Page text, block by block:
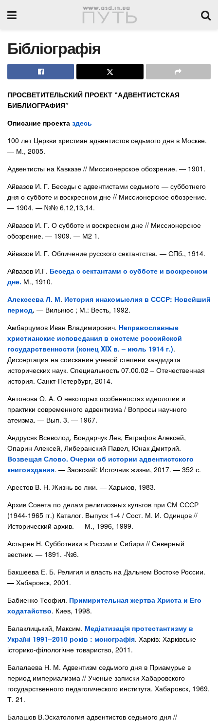
Бібліографія
ПРОСВЕТИТЕЛЬСКИЙ ПРОЕКТ “АДВЕНТИСТСКАЯ
БИБЛИОГРАФИЯ”
Описание проекта здесь
100 лет Церкви христиан адвентистов седьмого дня в Москве.
— М., 2005.
Адвентисты на Кавказе // Миссионерское обозрение. — 1901.
Айвазов И. Г. Беседы с адвентистами седьмого — субботнего
дня о субботе и воскресном дне // Миссионерское обозрение.
— 1904. — №№ 6,12,13,14.
Айвазов И. Г. О субботе и воскресном дне // Миссионерское
обозрение. — 1909. — М2 1.
Айвазов И. Г. Обличение русского сектантства. — СПб., 1914.
Айвазов И.Г. Беседа с сектантами о субботе и воскресном
дне. М., 1910.
Алексеева Л. М. История инакомыслия в СССР: Новейший
период. — Вильнюс ; М.: Весть, 1992.
Амбарцумов Иван Владимирович. Неправославные
христианские исповедания в системе российской
государственности (конец XIX в. – июль 1914 г.).
Диссертация на соискание ученой степени кандидата
исторических наук. Специальность 07.00.02 – Отечественная
история. Санкт-Петербург, 2014.
Антонова О. А. О некоторых особенностях идеологии и
практики современного адвентизма / Вопросы научного
атеизма. — Вып. 3. — 1967.
Андрусяк Всеволод, Бондарчук Лев, Евграфов Алексей,
Опарин Алексей, Либеранский Павел, Юнак Дмитрий.
Возвещая Слово. Очерки об истории адвентистского
книгоиздания. — Заокский: Источник жизни, 2017. — 352 с.
Арестов В. Н. Жизнь во лжи. — Харьков, 1983.
Архив Совета по делам религиозных культов при СМ СССР
(1944-1965 гг.) Каталог. Выпуск 1-4 / Сост. М. И. Одинцов //
Исторический архив. — М., 1996, 1999.
Астырев Н. Субботники в России и Сибири // Северный
вестник. — 1891. -№6.
Бакшеева Е. Б. Религия и власть на Дальнем Востоке России.
— Хабаровск, 2001.
Бабиенко Теофил. Примирительная жертва Христа и Его
ходатайство. Киев, 1998.
Балаклицький, Максим. Медіатизація протестантизму в
Україні 1991–2010 років : монографія. Харків: Харківське
історико-філологічне товариство, 2011.
Балалаева Н. М. Адвентизм седьмого дня в Приамурье в
период империализма // Ученые записки Хабаровского
государственного педагогического института. Хабаровск, 1969.
Т. 21.
Балашов В.Эсхатология адвентистов седьмого дня //